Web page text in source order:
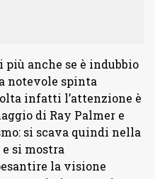
più anche se è indubbio
notevole spinta
infatti l’attenzione è
di Ray Palmer e
si scava quindi nella
si mostra
la visione